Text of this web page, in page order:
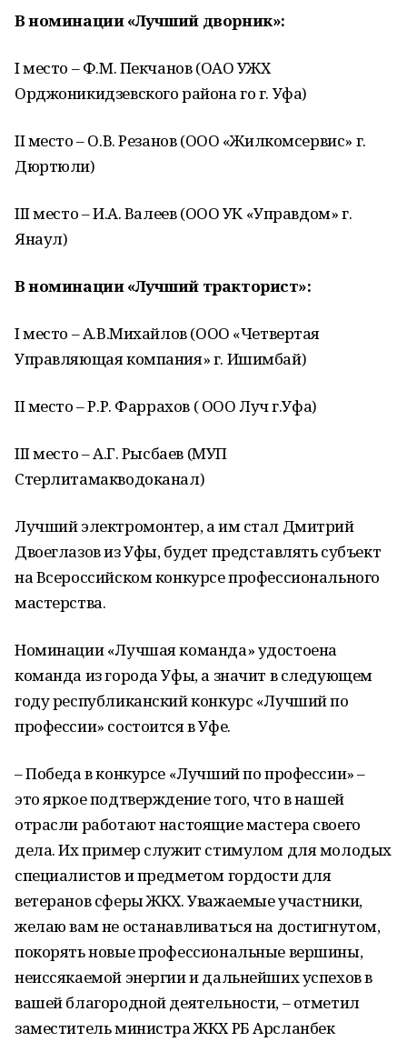
В номинации «Лучший дворник»:
I место – Ф.М. Пекчанов (ОАО УЖХ
Орджоникидзевского района го г. Уфа)
II место – О.В. Резанов (ООО «Жилкомсервис» г.
Дюртюли)
III место – И.А. Валеев (ООО УК «Управдом» г.
Янаул)
В номинации «Лучший тракторист»:
I место – А.В.Михайлов (ООО «Четвертая
Управляющая компания» г. Ишимбай)
II место – Р.Р. Фаррахов ( ООО Луч г.Уфа)
III место – А.Г. Рысбаев (МУП
Стерлитамакводоканал)
Лучший электромонтер, а им стал Дмитрий
Двоеглазов из Уфы, будет представлять субъект
на Всероссийском конкурсе профессионального
мастерства.
Номинации «Лучшая команда» удостоена
команда из города Уфы, а значит в следующем
году республиканский конкурс «Лучший по
профессии» состоится в Уфе.
– Победа в конкурсе «Лучший по профессии» –
это яркое подтверждение того, что в нашей
отрасли работают настоящие мастера своего
дела. Их пример служит стимулом для молодых
специалистов и предметом гордости для
ветеранов сферы ЖКХ. Уважаемые участники,
желаю вам не останавливаться на достигнутом,
покорять новые профессиональные вершины,
неиссякаемой энергии и дальнейших успехов в
вашей благородной деятельности, – отметил
заместитель министра ЖКХ РБ Арсланбек